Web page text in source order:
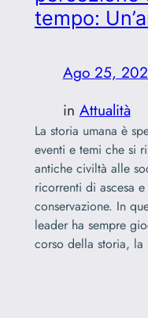
tempo:
Ago 25,
in Attualità
La storia umana è
eventi e temi che si
antiche civiltà alle
ricorrenti di ascesa
conservazione. In
leader ha sempre
corso della storia,